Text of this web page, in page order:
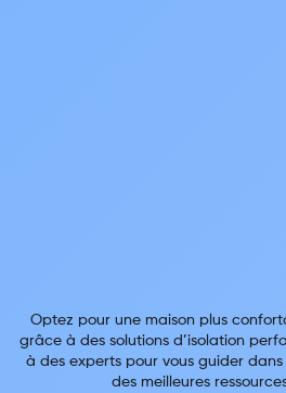
Optez pour une maison plus
grâce à des solutions d’isolation
à des experts pour vous guider
des meilleures